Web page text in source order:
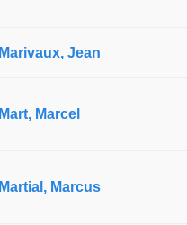
Marivaux, Jean
Mart, Marcel
Martial, Marcus